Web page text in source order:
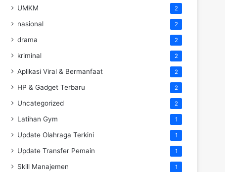
UMKM 2
nasional 2
drama 2
kriminal 2
Aplikasi Viral & Bermanfaat 2
HP & Gadget Terbaru 2
Uncategorized 2
Latihan Gym 1
Update Olahraga Terkini 1
Update Transfer Pemain 1
Skill Manajemen 1